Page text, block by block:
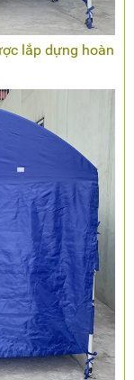
lắp dựng hoàn